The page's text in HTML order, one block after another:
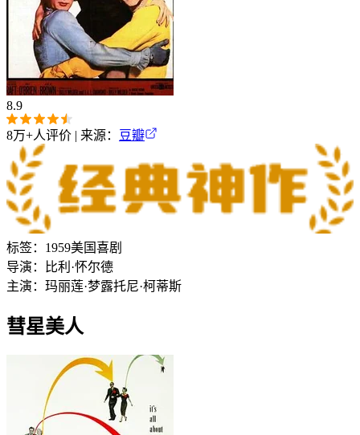
8.9
8万+人评价 | 来源： 豆瓣
标签： 1959美国喜剧
导演：
比利·怀尔德
主演： 玛丽莲·梦露托尼·柯蒂斯
彗星美人